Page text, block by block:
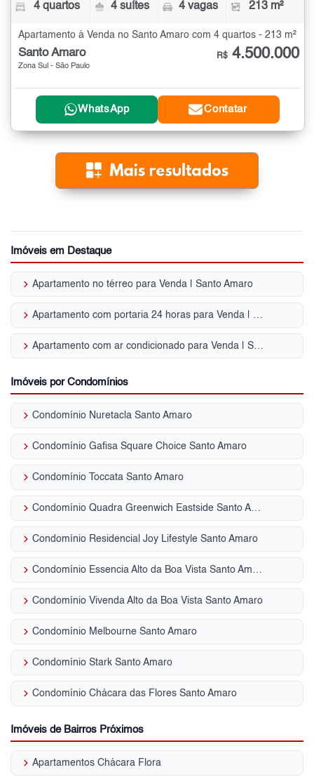
4 quartos 4 suítes 4 vagas 213 m²
Apartamento à Venda no Santo Amaro com 4 quartos - 213 m²
Santo Amaro
Zona Sul - São Paulo
R$ 4.500.000
WhatsApp Contatar
Imóveis em Destaque
keyboard_arrow_right Apartamento no térreo para Venda | Santo Amaro
keyboard_arrow_right Apartamento com portaria 24 horas para Venda | Santo Amaro
keyboard_arrow_right Apartamento com ar condicionado para Venda | Santo Amaro
Imóveis por Condomínios
keyboard_arrow_right Condomínio Nuretacla Santo Amaro
keyboard_arrow_right Condomínio Gafisa Square Choice Santo Amaro
keyboard_arrow_right Condomínio Toccata Santo Amaro
keyboard_arrow_right Condomínio Quadra Greenwich Eastside Santo Amaro
keyboard_arrow_right Condomínio Residencial Joy Lifestyle Santo Amaro
keyboard_arrow_right Condomínio Essencia Alto da Boa Vista Santo Amaro
keyboard_arrow_right Condomínio Vivenda Alto da Boa Vista Santo Amaro
keyboard_arrow_right Condomínio Melbourne Santo Amaro
keyboard_arrow_right Condomínio Stark Santo Amaro
keyboard_arrow_right Condomínio Chácara das Flores Santo Amaro
Imóveis de Bairros Próximos
keyboard_arrow_right Apartamentos Chácara Flora